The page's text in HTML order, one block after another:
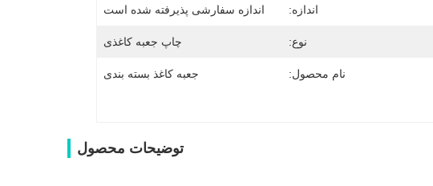
اندازه: اندازه سفارشی پذیرفته شده است
نوع: چاپ جعبه کاغذی
نام محصول: جعبه کاغذ بسته بندی
توضیحات محصول